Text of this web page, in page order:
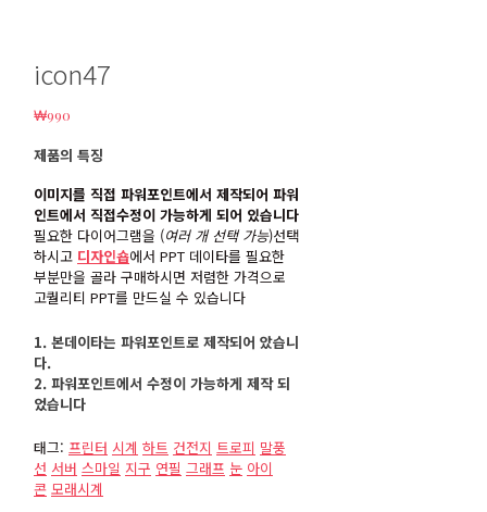
icon47
₩990
제품의 특징
이미지를 직접 파워포인트에서 제작되어 파워
인트에서 직접수정이 가능하게 되어 있습니다
필요한 다이어그램을 (여러 개 선택 가능)선택
하시고 디자인숍에서 PPT 데이타를 필요한
부분만을 골라 구매하시면 저렴한 가격으로
고퀄리티 PPT를 만드실 수 있습니다
1. 본데이타는 파워포인트로 제작되어 았습니
다.
2. 파워포인트에서 수정이 가능하게 제작 되
었습니다
태그: 프린터 시계 하트 건전지 트로피 말풍
선 서버 스마일 지구 연필 그래프 눈 아이
콘 모래시계